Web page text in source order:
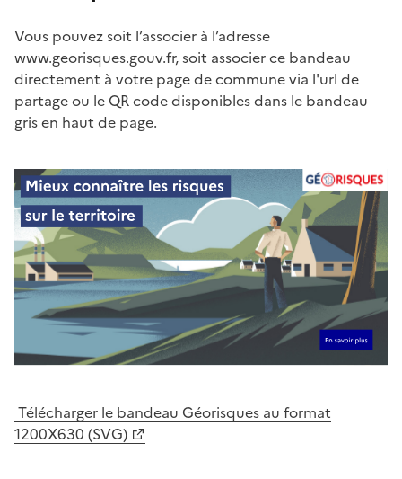
Vous pouvez soit l’associer à l’adresse
www.georisques.gouv.fr, soit associer ce bandeau
directement à votre page de commune via l'url de
partage ou le QR code disponibles dans le bandeau
gris en haut de page.
Télécharger le bandeau Géorisques au format
1200X630 (SVG)